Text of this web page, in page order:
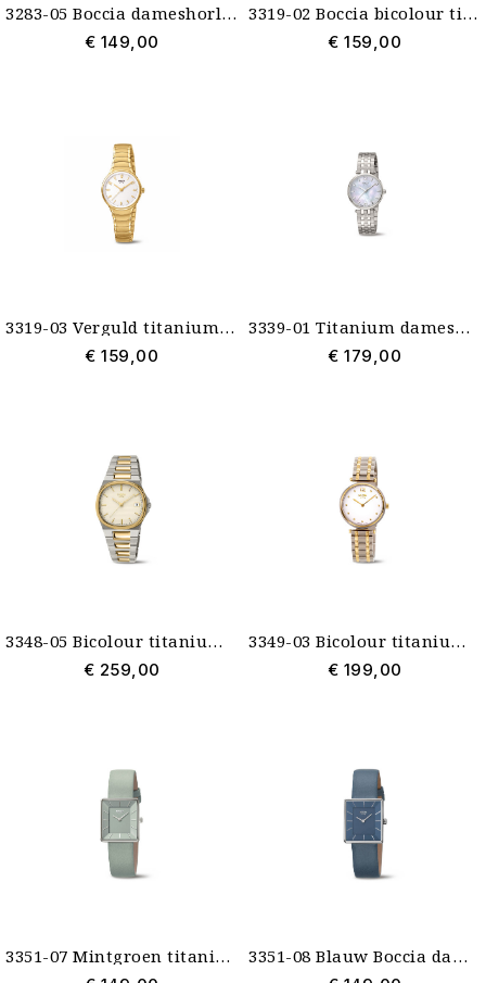
3283-05 Boccia dameshorloge met gunmetal mesh band en doublé kast
€ 149,00
3319-02 Boccia bicolour titanium dameshorloge met ronde vormen
€ 159,00
3319-03 Verguld titanium dameshorloge Boccia
€ 159,00
3339-01 Titanium dameshorloge Boccia met parelmoer wijzerplaat
€ 179,00
3348-05 Bicolour titanium dameshorloge afgerond vierkant
€ 259,00
3349-03 Bicolour titanium Boccia dameshorloge met bandaanzet in het midden
€ 199,00
3351-07 Mintgroen titanium dameshorloge Boccia rechthoek 3351-08 Blauw Boccia dameshorloge titanium en leer